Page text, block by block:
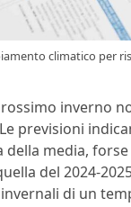
climatico per
inverno
previsioni
della media,
del 2024-
di un